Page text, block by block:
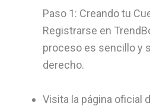
Paso 1: Creando tu
Registrarse en
proceso es sencillo y
derecho.
Visita la página oficial